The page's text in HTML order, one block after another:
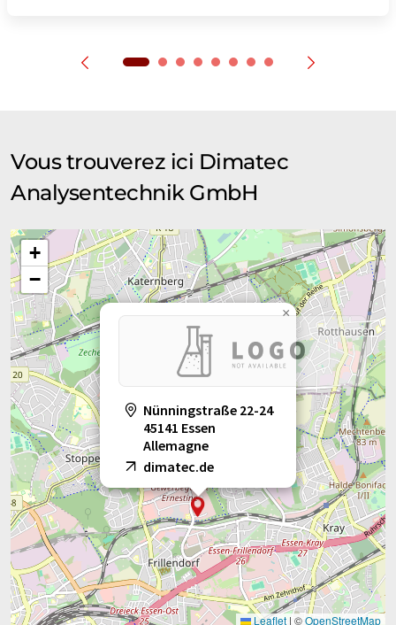
Vous trouverez ici Dimatec
Analysentechnik GmbH
Nünningstraße 22-24
45141 Essen
Allemagne
dimatec.de
×
+
−
Leaflet | ©OpenStreetMap